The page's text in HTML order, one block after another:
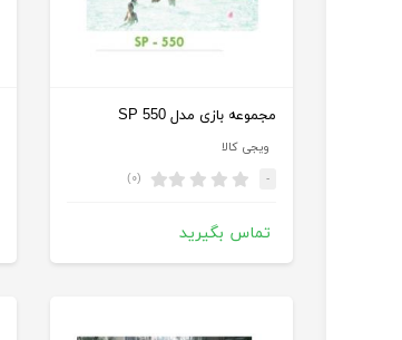
مجموعه بازی مدل SP 550
ویجی کالا
- (۰)
تماس بگیرید